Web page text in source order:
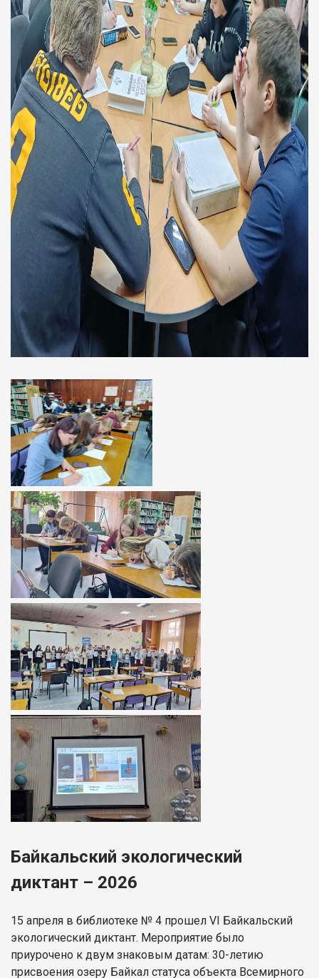
Байкальский экологический
диктант – 2026
15 апреля в библиотеке № 4 прошел VI Байкальский
экологический диктант. Мероприятие было
приурочено к двум знаковым датам: 30-летию
присвоения озеру Байкал статуса объекта Всемирного